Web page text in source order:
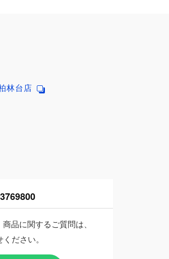
林台店
品に関するご質問は、
ださい。